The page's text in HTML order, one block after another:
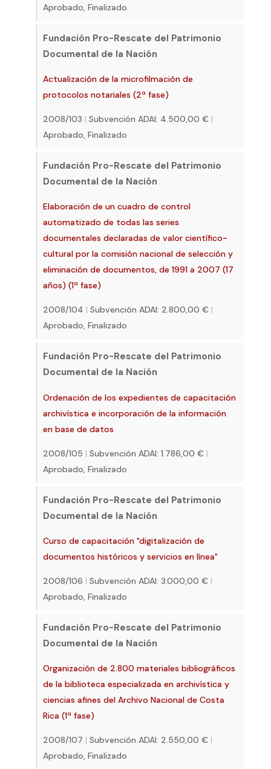
Aprobado, Finalizado
Fundación Pro-Rescate del Patrimonio
Documental de la Nación
Actualización de la microfilmación de
protocolos notariales (2ª fase)
2008/103 | Subvención ADAI: 4.500,00 € |
Aprobado, Finalizado
Fundación Pro-Rescate del Patrimonio
Documental de la Nación
Elaboración de un cuadro de control
automatizado de todas las series
documentales declaradas de valor científico-
cultural por la comisión nacional de selección y
eliminación de documentos, de 1991 a 2007 (17
años) (1ª fase)
2008/104 | Subvención ADAI: 2.800,00 € |
Aprobado, Finalizado
Fundación Pro-Rescate del Patrimonio
Documental de la Nación
Ordenación de los expedientes de capacitación
archivística e incorporación de la información
en base de datos
2008/105 | Subvención ADAI: 1.786,00 € |
Aprobado, Finalizado
Fundación Pro-Rescate del Patrimonio
Documental de la Nación
Curso de capacitación "digitalización de
documentos históricos y servicios en línea"
2008/106 | Subvención ADAI: 3.000,00 € |
Aprobado, Finalizado
Fundación Pro-Rescate del Patrimonio
Documental de la Nación
Organización de 2.800 materiales bibliográficos
de la biblioteca especializada en archivística y
ciencias afines del Archivo Nacional de Costa
Rica (1ª fase)
2008/107 | Subvención ADAI: 2.550,00 € |
Aprobado, Finalizado